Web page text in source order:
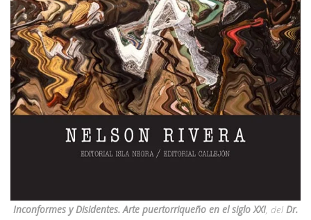
Inconformes y Disidentes. Arte puertorriqueño en el siglo XXI, del Dr.